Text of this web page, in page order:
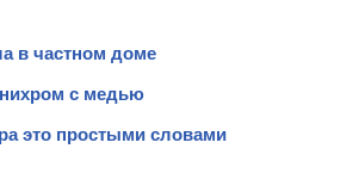
в частном доме
с медью
это простыми словами